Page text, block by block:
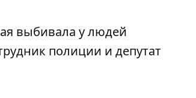
выбивала у людей
полиции и депутат